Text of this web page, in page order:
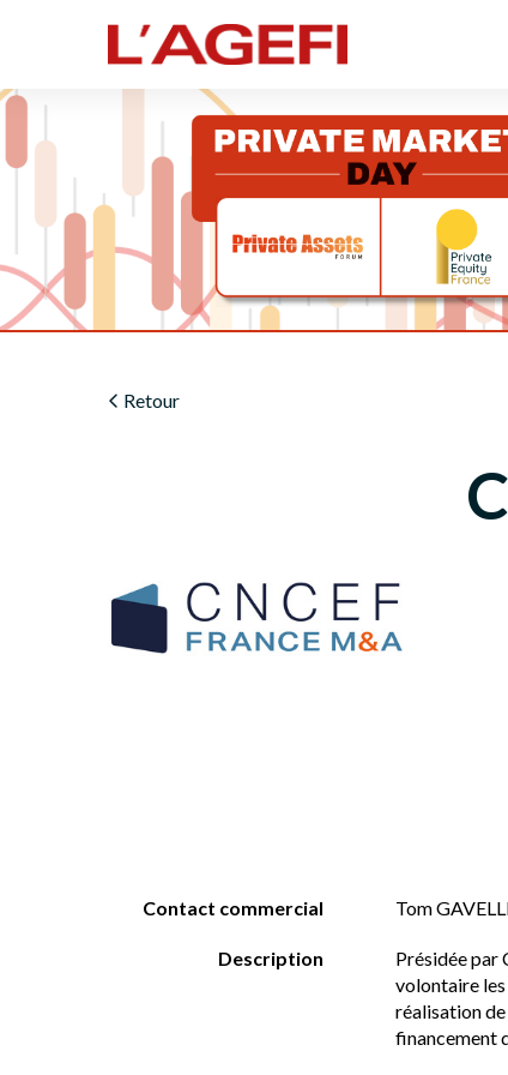
Retour
Contact commercial Tom
Description
Présidée par
volontaire
réalisation de
financement